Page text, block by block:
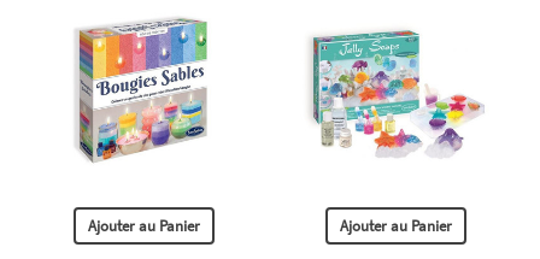
Ajouter au Panier Ajouter au Panier